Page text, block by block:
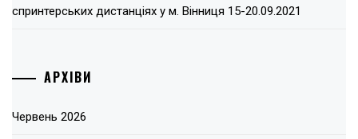
спринтерських дистанціях у м. Вінниця 15-20.09.2021
АРХІВИ
Червень 2026